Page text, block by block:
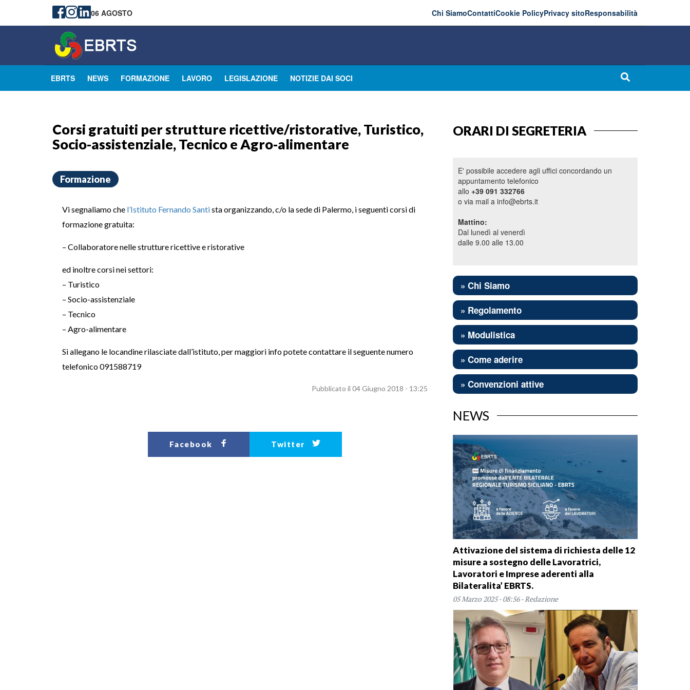
06 AGOSTO Chi SiamoContattiCookie PolicyPrivacy sitoResponsabilità
EBRTS NEWS FORMAZIONE LAVORO LEGISLAZIONE NOTIZIE DAI SOCI
Corsi gratuiti per strutture ricettive/ristorative, Turistico,
Socio-assistenziale, Tecnico e Agro-alimentare
Formazione
Vi segnaliamo che l’Istituto Fernando Santista organizzando, c/o la sede di Palermo, i seguenti corsi di
formazione gratuita:
– Collaboratore nelle strutture ricettive e ristorative
ed inoltre corsi nei settori:
– Turistico
– Socio-assistenziale
– Tecnico
– Agro-alimentare
Si allegano le locandine rilasciate dall’istituto, per maggiori info potete contattare il seguente numero
telefonico 091588719
Pubblicato il 04 Giugno 2018 - 13:25
Facebook Twitter
ORARI DI SEGRETERIA
E' possibile accedere agli uffici concordando un
appuntamento telefonico
allo +39 091 332766
o via mail a info@ebrts.it
Mattino:
Dal lunedì al venerdì
dalle 9.00 alle 13.00
» Chi Siamo
» Regolamento
» Modulistica
» Come aderire
» Convenzioni attive
NEWS
Attivazione del sistema di richiesta delle 12
misure a sostegno delle Lavoratrici,
Lavoratori e Imprese aderenti alla
Bilateralita’ EBRTS.
05 Marzo 2025 - 08:56 - Redazione